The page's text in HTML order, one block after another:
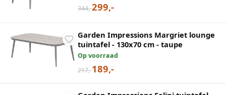
344,-299,-
Garden Impressions Margriet lounge
tuintafel - 130x70 cm - taupe
Op voorraad
217,-189,-